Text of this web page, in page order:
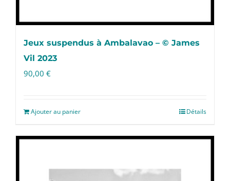
Jeux suspendus à Ambalavao – © James
Vil 2023
90,00 €
Ajouter au panier Détails